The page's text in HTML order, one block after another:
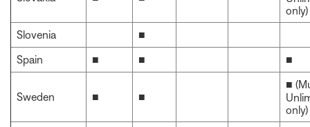
only)
Slovenia
■
Spain
■ ■ ■
Sweden ■ ■
■
only)